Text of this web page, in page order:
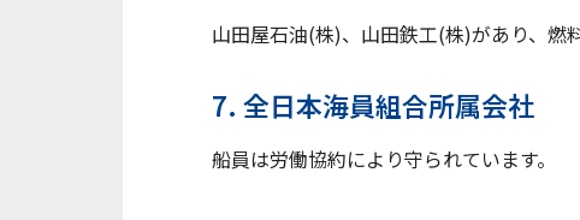
山田屋石油(株)、山田鉄工(株)があり、燃
7. 全日本海員組合所属会社
船員は労働協約により守られています。